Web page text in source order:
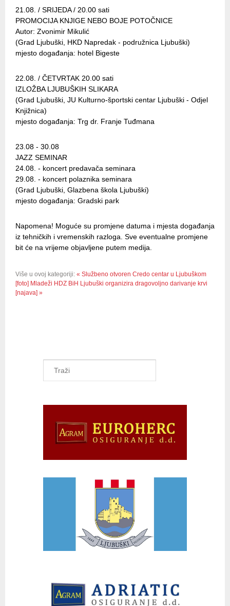
21.08. / SRIJEDA / 20.00 sati
PROMOCIJA KNJIGE NEBO BOJE POTOČNICE
Autor: Zvonimir Mikulić
(Grad Ljubuški, HKD Napredak - podružnica Ljubuški)
mjesto događanja: hotel Bigeste
22.08. / ČETVRTAK 20.00 sati
IZLOŽBA LJUBUŠKIH SLIKARA
(Grad Ljubuški, JU Kulturno-športski centar Ljubuški - Odjel
Knjižnica)
mjesto događanja: Trg dr. Franje Tuđmana
23.08 - 30.08
JAZZ SEMINAR
24.08. - koncert predavača seminara
29.08. - koncert polaznika seminara
(Grad Ljubuški, Glazbena škola Ljubuški)
mjesto događanja: Gradski park
Napomena! Moguće su promjene datuma i mjesta događanja
iz tehničkih i vremenskih razloga. Sve eventualne promjene
bit će na vrijeme objavljene putem medija.
Više u ovoj kategoriji: « Službeno otvoren Credo centar u Ljubuškom
[foto] Mladeži HDZ BiH Ljubuški organizira dragovoljno darivanje krvi
[najava] »